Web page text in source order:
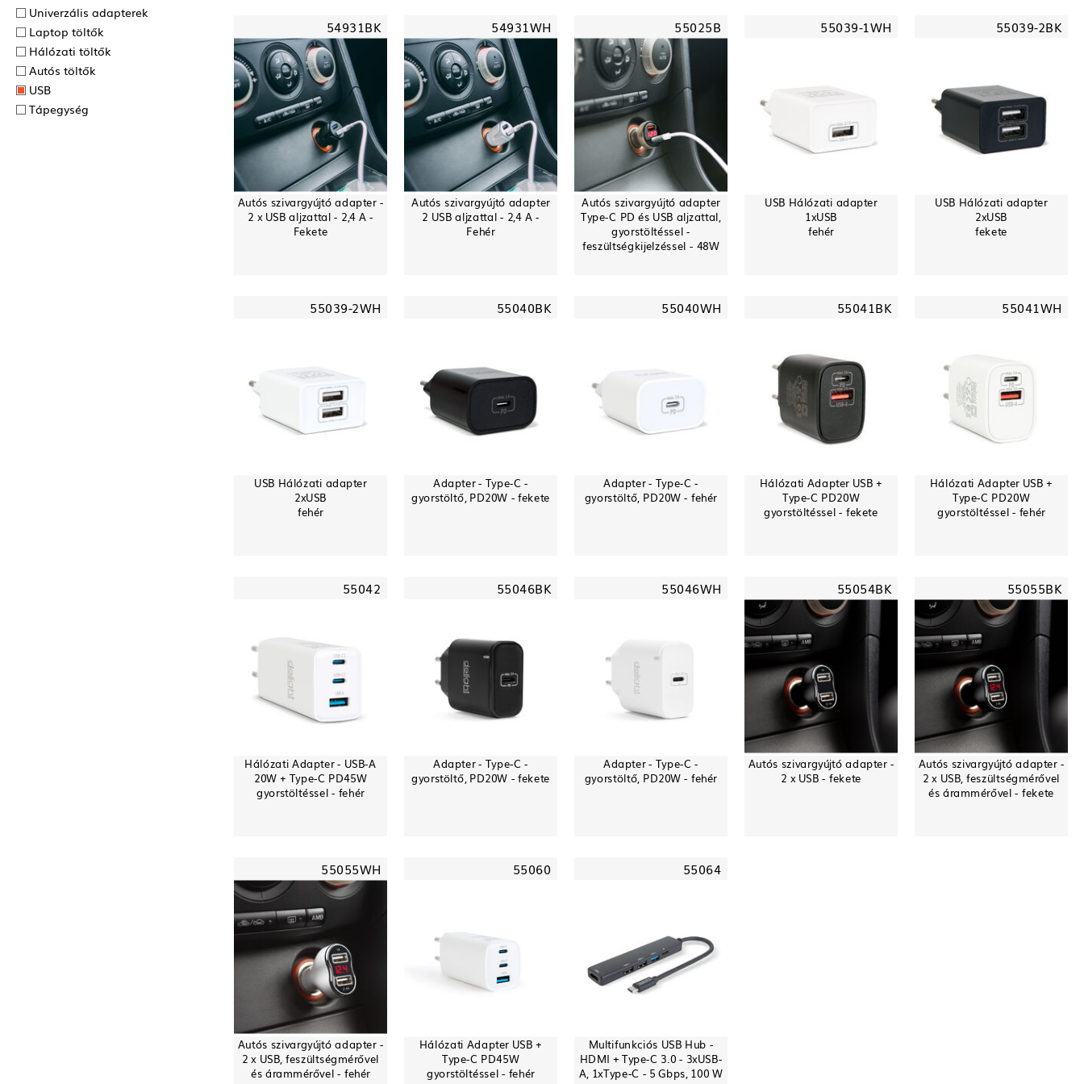
Univerzális adapterek
Laptop töltők
Hálózati töltők
Autós töltők
USB
Tápegység
54931BK
Autós szivargyújtó adapter -
2 x USB aljzattal - 2,4 A -
Fekete
54931WH
Autós szivargyújtó adapter
2 USB aljzattal - 2,4 A -
Fehér
55025B
Autós szivargyújtó adapter
Type-C PD és USB aljzattal,
gyorstöltéssel -
feszültségkijelzéssel - 48W
55039-1WH
USB Hálózati adapter
1xUSB
fehér
55039-2BK
USB Hálózati adapter
2xUSB
fekete
55039-2WH
USB Hálózati adapter
2xUSB
fehér
55040BK
Adapter - Type-C -
gyorstöltő, PD20W - fekete
55040WH
Adapter - Type-C -
gyorstöltő, PD20W - fehér
55041BK
Hálózati Adapter USB +
Type-C PD20W
gyorstöltéssel - fekete
55041WH
Hálózati Adapter USB +
Type-C PD20W
gyorstöltéssel - fehér
55042
Hálózati Adapter - USB-A
20W + Type-C PD45W
gyorstöltéssel - fehér
55046BK
Adapter - Type-C -
gyorstöltő, PD20W - fekete
55046WH
Adapter - Type-C -
gyorstöltő, PD20W - fehér
55054BK
Autós szivargyújtó adapter -
2 x USB - fekete
55055BK
Autós szivargyújtó adapter -
2 x USB, feszültségmérővel
és árammérővel - fekete
55055WH
Autós szivargyújtó adapter -
2 x USB, feszültségmérővel
és árammérővel - fehér
55060
Hálózati Adapter USB +
Type-C PD45W
gyorstöltéssel - fehér
55064
Multifunkciós USB Hub -
HDMI + Type-C 3.0 - 3xUSB-
A, 1xType-C - 5 Gbps, 100 W